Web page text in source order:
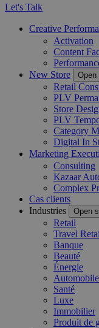
Let's Talk
Creative
Activation
Content
New Store
Open
Retail
PLV
Store
PLV
Category
Digital In
Marketing
Consulting
Kazaar
Complex
Cas clients
Industries
Open
Retail
Travel
Banque
Beauté
Énergie
Automobile
Santé
Luxe
Immobilier
Produit de